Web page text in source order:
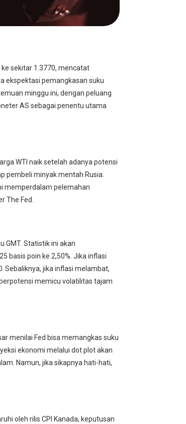
sekitar 1.3770, mencatat
ekspektasi pemangkasan suku
minggu ini, dengan peluang
AS sebagai penentu utama
WTI naik setelah adanya potensi
pembeli minyak mentah Rusia.
memperdalam pelemahan
The Fed.
GMT. Statistik ini akan
basis poin ke 2,50%. Jika inflasi
Sebaliknya, jika inflasi melambat,
memicu volatilitas tajam
menilai Fed bisa memangkas suku
ekonomi melalui dot plot akan
Namun, jika sikapnya hati-hati,
oleh rilis CPI Kanada, keputusan